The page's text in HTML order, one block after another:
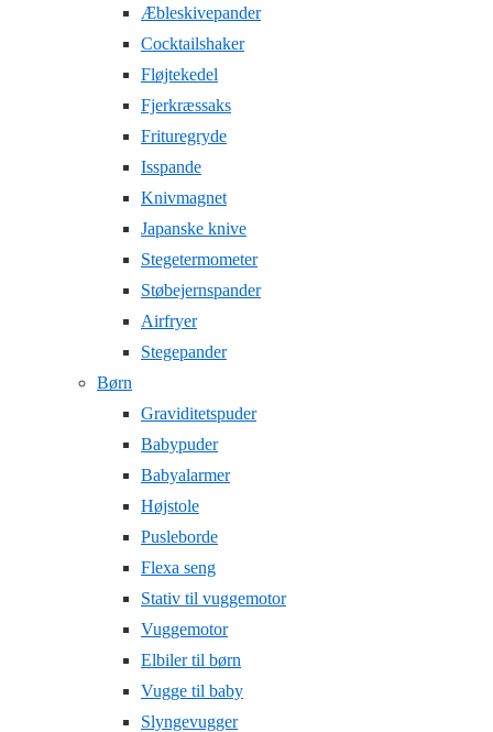
Æbleskivepander
Cocktailshaker
Fløjtekedel
Fjerkræssaks
Frituregryde
Isspande
Knivmagnet
Japanske knive
Stegetermometer
Støbejernspander
Airfryer
Stegepander
Børn
Graviditetspuder
Babypuder
Babyalarmer
Højstole
Pusleborde
Flexa seng
Stativ til vuggemotor
Vuggemotor
Elbiler til børn
Vugge til baby
Slyngevugger